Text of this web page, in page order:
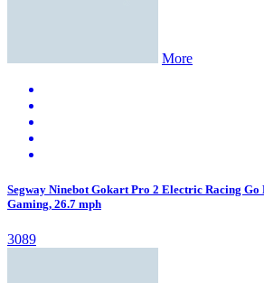
More
Segway Ninebot Gokart Pro 2 Electric Racing
Gaming, 26.7 mph
3089